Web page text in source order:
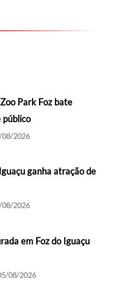
Park Foz bate
público
08/2026
ganha atração de
08/2026
em Foz do Iguaçu
08/2026